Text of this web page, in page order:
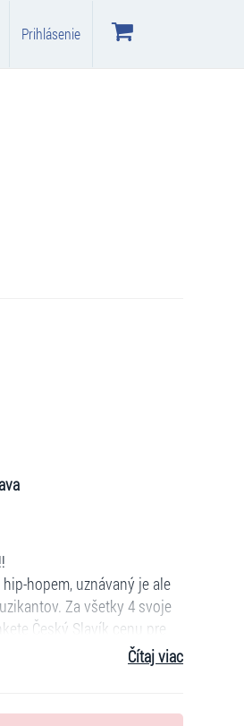
Prihlásenie
hopem, uznávaný je ale
Za všetky 4 svoje
Český Slavík cenu pre
Barbína, Chemie,Čítaj viac